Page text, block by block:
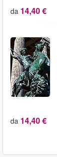
da 14,40 €
da 14,40 €